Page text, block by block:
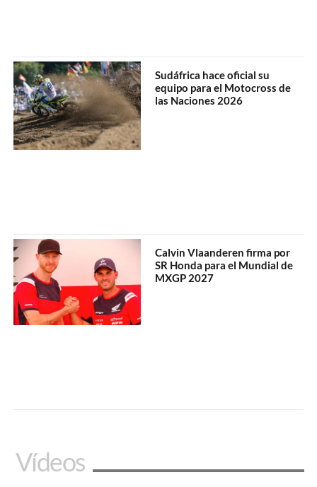
Sudáfrica hace oficial su
equipo para el Motocross de
las Naciones 2026
Calvin Vlaanderen firma por
SR Honda para el Mundial de
MXGP 2027
Vídeos